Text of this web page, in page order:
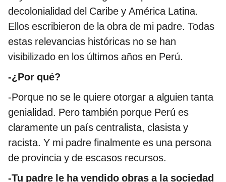
decolonialidad del Caribe y América Latina.
Ellos escribieron de la obra de mi padre. Todas
estas relevancias históricas no se han
visibilizado en los últimos años en Perú.
-¿Por qué?
-Porque no se le quiere otorgar a alguien tanta
genialidad. Pero también porque Perú es
claramente un país centralista, clasista y
racista. Y mi padre finalmente es una persona
de provincia y de escasos recursos.
-Tu padre le ha vendido obras a la sociedad